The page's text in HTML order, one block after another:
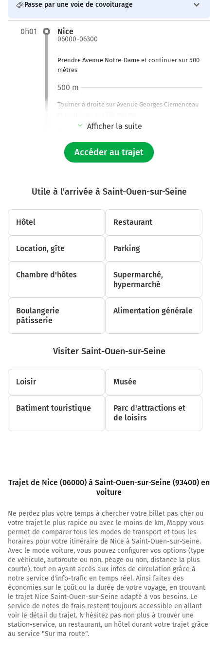
Passe par une voie de covoiturage
0h01 Nice
06000-06300
Prendre Avenue Notre-Dame et continuer sur 500
mètres
Tourner à droite sur Avenue Georges Clemenceau
500 m
Continuer Tunnel Saint-Étienne sur 500 mètres
Tunnel Saint-Étienne
continuer sur 190 mètres
Prendre à droite et rejoindre la voie. Continuer
sur 180 mètres
Prendre à gauche et rejoindre Voie Pierre Mathis.
Continuer sur 2,1 kilomètres
1,6 km
7,5 km
sur 167 kilomètres
Payer 3,50 € (Péage Antibes Pleine Voie nord)
Prendre un ticket (Péage Capitou)
Payer 17,70 € (Péage La Barque)
La Provençale
Continuer E80 (La Provençale) sur 285 kilomètres
E80
A8
BARCELONE
175 km
Afficher la suite
Accéder au trajet
Utile à l'arrivée à Saint-Ouen-sur-Seine
Hôtel Restaurant
Location, gîte Parking
Chambre d'hôtes
Supermarché,
hypermarché
Boulangerie
pâtisserie
Alimentation générale
Visiter Saint-Ouen-sur-Seine
Loisir Musée
Batiment touristique
Parc d'attractions et
de loisirs
Trajet de Nice (06000) à Saint-Ouen-sur-Seine (93400) en
voiture
Ne perdez plus votre temps à chercher votre billet pas cher ou
votre trajet le plus rapide ou avec le moins de km, Mappy vous
permet de comparer tous les modes de transport et tous les
horaires pour votre itinéraire de Nice à Saint-Ouen-sur-Seine.
Avec le mode voiture, vous pouvez configurer vos options (type
de véhicule, autoroute ou non, péage ou non, distance la plus
courte), tout en ayant accès aux infos de circulation grâce à
notre service d'info-trafic en temps réel. Ainsi faites des
économies sur le coût ou la durée de votre voyage, en trouvant
le trajet Nice Saint-Ouen-sur-Seine adapté à vos besoins. Le
service de notes de frais restent toujours accessible en allant
voir le détail du trajet. N'hésitez pas non plus à trouver une
station-service, un restaurant, un hôtel durant votre trajet grâce
au service "Sur ma route".